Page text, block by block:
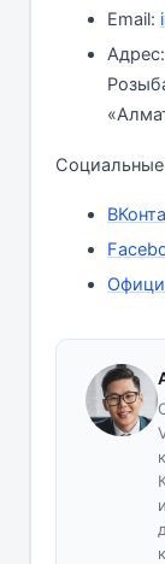
Email:
Социальные